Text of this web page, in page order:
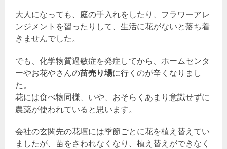
大人になっても、庭の手入れをしたり、フラワーアレ
ンジメントを習ったりして、生活に花がないと落ち着
きませんでした。
でも、化学物質過敏症を発症してから、ホームセンタ
ーやお花やさんの苗売り場に行くのが辛くなりまし
た。
花には食べ物同様、いや、おそらくあまり意識せずに
農薬が使われていると思います。
会社の玄関先の花壇には季節ごとに花を植え替えてい
ましたが、苗をさわれなくなり、植え替えができなく